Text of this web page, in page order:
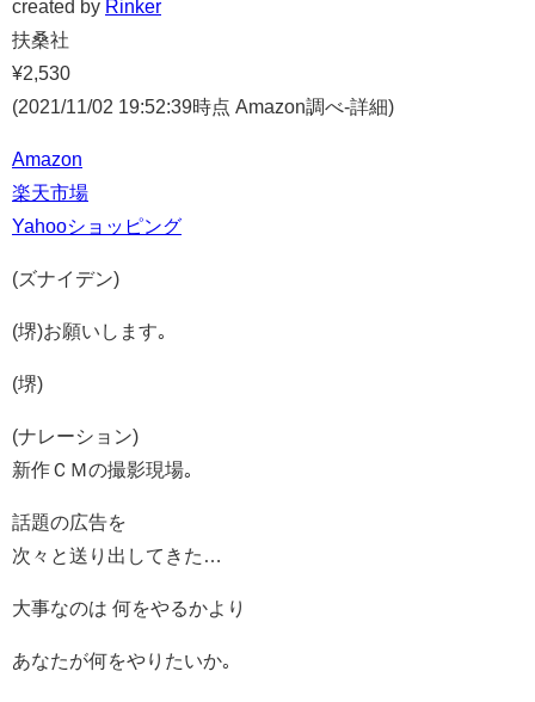
created by Rinker
扶桑社
¥2,530
(2021/11/02 19:52:39時点 Amazon調べ-詳細)
Amazon
楽天市場
Yahooショッピング
(ズナイデン)
(堺)お願いします｡
(堺)
(ナレーション)
新作ＣＭの撮影現場｡
話題の広告を
次々と送り出してきた…
大事なのは 何をやるかより
あなたが何をやりたいか｡